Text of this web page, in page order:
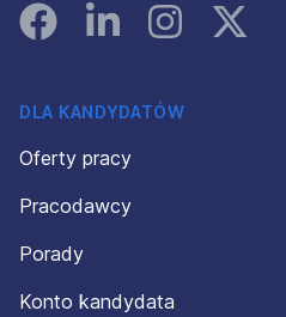
FacebookLinked InInstagramInstagram
DLA KANDYDATÓW
Oferty pracy
Pracodawcy
Porady
Konto kandydata